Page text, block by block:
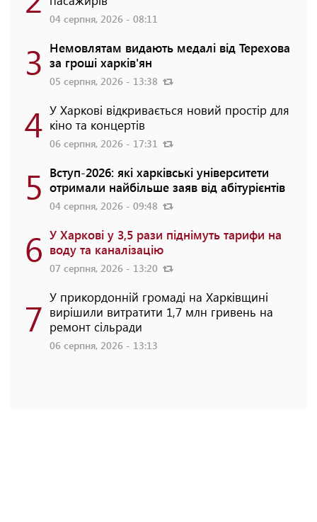
04 серпня, 2026 - 08:11
3 Немовлятам видають медалі від Терехова
за гроші харків'ян
05 серпня, 2026 - 13:38
4 У Харкові відкривається новий простір для
кіно та концертів
06 серпня, 2026 - 17:31
5 Вступ-2026: які харківські університети
отримали найбільше заяв від абітурієнтів
04 серпня, 2026 - 09:48
6 У Харкові у 3,5 рази піднімуть тарифи на
воду та каналізацію
07 серпня, 2026 - 13:20
7 У прикордонній громаді на Харківщині
вирішили витратити 1,7 млн гривень на
ремонт сільради
06 серпня, 2026 - 13:13